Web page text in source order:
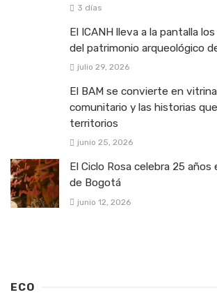
3 días
El ICANH lleva a la pantalla
del patrimonio arqueológico
julio 29, 2026
El BAM se convierte en
comunitario y las historias
territorios
junio 25, 2026
El Ciclo Rosa celebra 25
de Bogotá
junio 12, 2026
ECO